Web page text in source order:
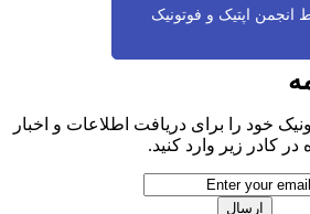
انجمن اپتیک و فوتونیک
خود را برای دریافت اطلاعات و اخبار
در کادر زیر وارد کنید.